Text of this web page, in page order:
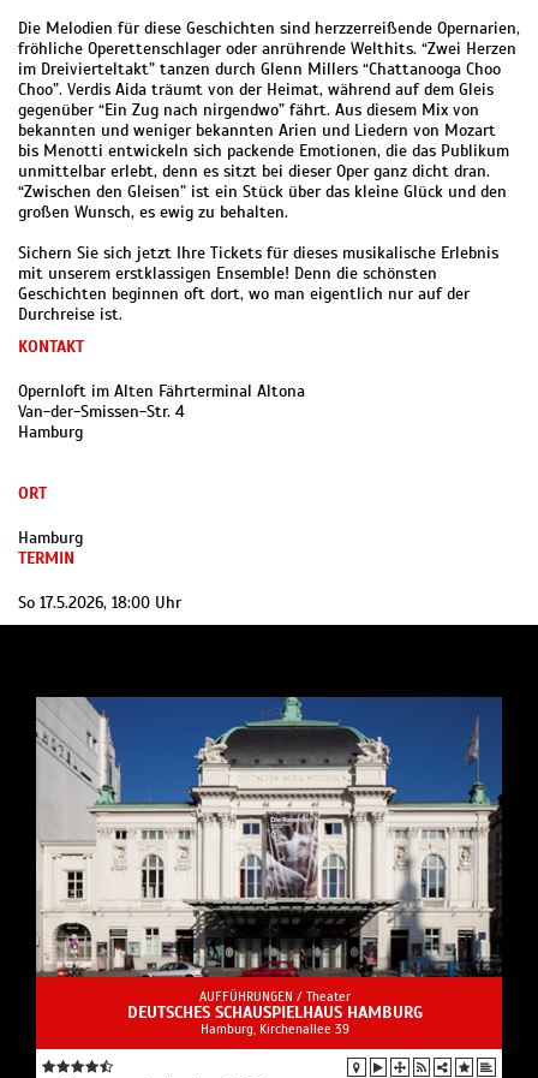
Die Melodien für diese Geschichten sind herzzerreißende Opernarien,
fröhliche Operettenschlager oder anrührende Welthits. “Zwei Herzen
im Dreivierteltakt” tanzen durch Glenn Millers “Chattanooga Choo
Choo”. Verdis Aida träumt von der Heimat, während auf dem Gleis
gegenüber “Ein Zug nach nirgendwo” fährt. Aus diesem Mix von
bekannten und weniger bekannten Arien und Liedern von Mozart
bis Menotti entwickeln sich packende Emotionen, die das Publikum
unmittelbar erlebt, denn es sitzt bei dieser Oper ganz dicht dran.
“Zwischen den Gleisen” ist ein Stück über das kleine Glück und den
großen Wunsch, es ewig zu behalten.
Sichern Sie sich jetzt Ihre Tickets für dieses musikalische Erlebnis
mit unserem erstklassigen Ensemble! Denn die schönsten
Geschichten beginnen oft dort, wo man eigentlich nur auf der
Durchreise ist.
KONTAKT
Opernloft im Alten Fährterminal Altona
Van-der-Smissen-Str. 4
Hamburg
ORT
Hamburg
TERMIN
So 17.5.2026, 18:00 Uhr
AUFFÜHRUNGEN / Theater
DEUTSCHES SCHAUSPIELHAUS HAMBURG
Hamburg, Kirchenallee 39